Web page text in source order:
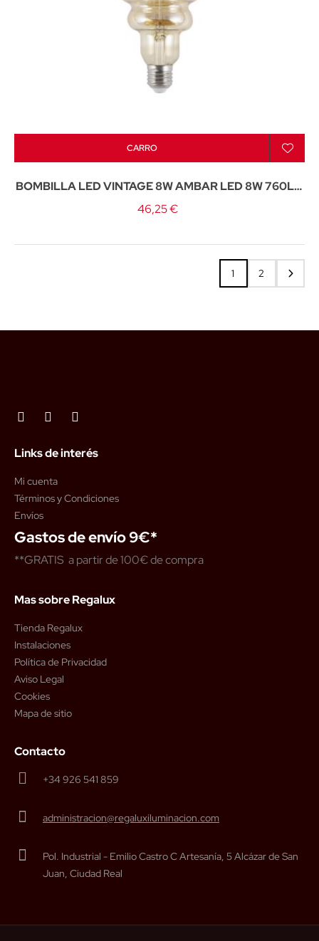
CARRO
BOMBILLA LED VINTAGE 8W AMBAR LED 8W 760LM
3000K - E-27
46,25 €
1 2
Links de interés
Mi cuenta
Términos y Condiciones
Envíos
Gastos de envío 9€*
**GRATIS a partir de 100€ de compra
Mas sobre Regalux
Tienda Regalux
Instalaciones
Política de Privacidad
Aviso Legal
Cookies
Mapa de sitio
Contacto
+34 926 541 859
administracion@regaluxiluminacion.com
Pol. Industrial - Emilio Castro C Artesanía, 5 Alcázar de San
Juan, Ciudad Real